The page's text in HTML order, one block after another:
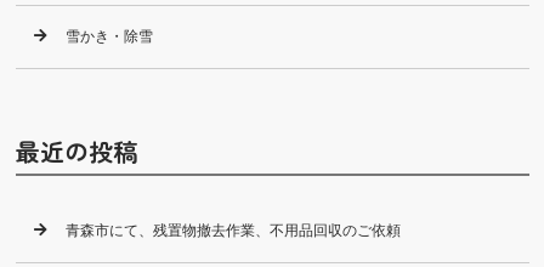
雪かき・除雪
最近の投稿
青森市にて、残置物撤去作業、不用品回収のご依頼